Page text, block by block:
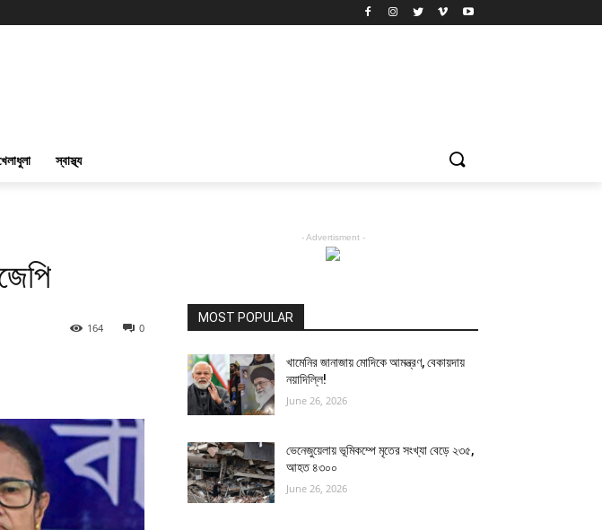
স্বাস্থ্য
0
164
- Advertisment -
MOST POPULAR
খামেনির জানাজায় মোদিকে আমন্ত্রণ, বেকায়দায়
নয়াদিল্লি!
June 26, 2026
ভেনেজুয়েলায় ভূমিকম্পে মৃতের সংখ্যা বেড়ে ২৩৫,
আহত ৪৩০০
June 26, 2026